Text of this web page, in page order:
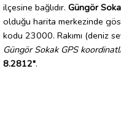
ilçesine bağlıdır. Güngör
olduğu harita merkezinde
kodu 23000. Rakımı (deniz
Güngör Sokak GPS
8.2812".